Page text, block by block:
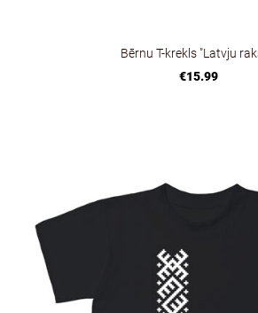
Bērnu T-krekls "Latvju
€15.99